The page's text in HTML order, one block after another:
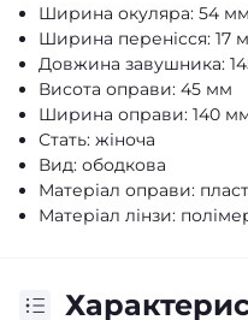
Ширина окуляра: 54 мм
Ширина перенісся: 17
Довжина завушника:
Висота оправи: 45 мм
Ширина оправи: 140
Стать: жіноча
Вид: ободкова
Матеріал оправи:
Матеріал лінзи: